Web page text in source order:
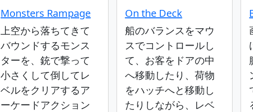
Monsters Rampage
上空から落ちてきて
バウンドするモンス
ターを、銃で撃って
小さくして倒してレ
ベルをクリアするア
ーケードアクション
On the Deck
船のバランスをマウ
スでコントロールし
て、お客をドアの中
へ移動したり、荷物
をハッチへと移動し
たりしながら、レベ